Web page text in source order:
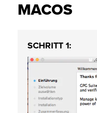
MACOS
SCHRITT 1: